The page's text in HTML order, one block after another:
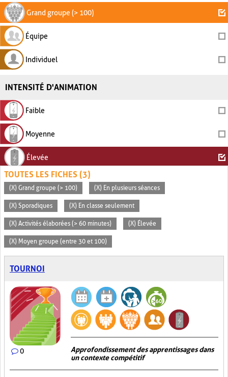
Grand groupe (> 100)
Équipe
Individuel
INTENSITÉ D'ANIMATION
Faible
Moyenne
Élevée
TOUTES LES FICHES (3)
(X) Grand groupe (> 100) (X) En plusieurs séances
(X) Sporadiques (X) En classe seulement
(X) Activités élaborées (> 60 minutes) (X) Élevée
(X) Moyen groupe (entre 30 et 100)
TOURNOI
0
Approfondissement des apprentissages dans
un contexte compétitif